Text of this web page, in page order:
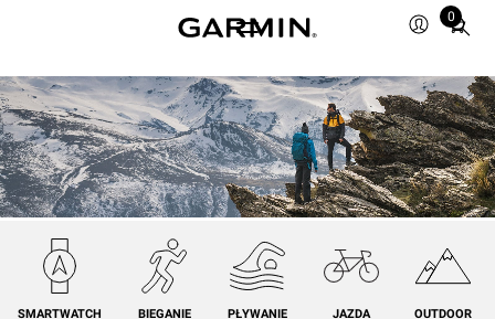
0
Total
in
cart:
0
SMARTWATCH BIEGANIE PŁYWANIE
JAZDA
OUTDOOR